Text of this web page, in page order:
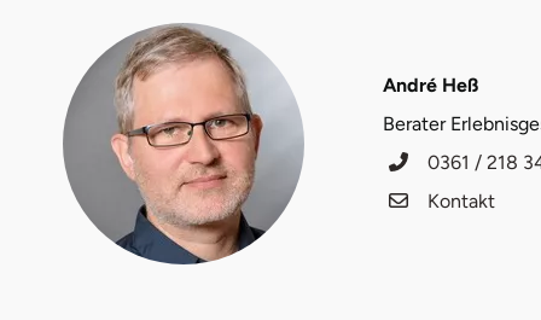
André Heß
Berater
0361 / 218
Kontakt
Heidelberg
Heidenheim
Heilbronn